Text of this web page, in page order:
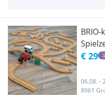
€ 29
06.08. -
8961